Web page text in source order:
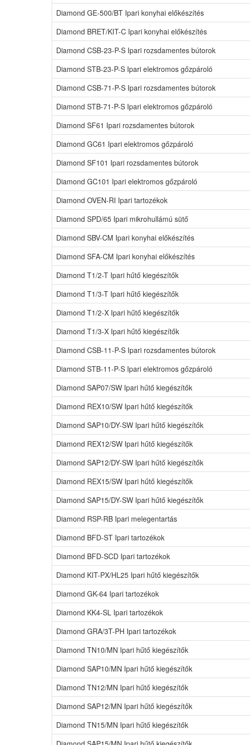
Diamond GE-500/BT Ipari konyhai előkészítés
Diamond BRET/KIT-C Ipari konyhai előkészítés
Diamond CSB-23-P-S Ipari rozsdamentes bútorok
Diamond STB-23-P-S Ipari elektromos gőzpároló
Diamond CSB-71-P-S Ipari rozsdamentes bútorok
Diamond STB-71-P-S Ipari elektromos gőzpároló
Diamond SF61 Ipari rozsdamentes bútorok
Diamond GC61 Ipari elektromos gőzpároló
Diamond SF101 Ipari rozsdamentes bútorok
Diamond GC101 Ipari elektromos gőzpároló
Diamond OVEN-RI Ipari tartozékok
Diamond SPD/65 Ipari mikrohullámú sütő
Diamond SBV-CM Ipari konyhai előkészítés
Diamond SFA-CM Ipari konyhai előkészítés
Diamond T1/2-T Ipari hűtő kiegészítők
Diamond T1/3-T Ipari hűtő kiegészítők
Diamond T1/2-X Ipari hűtő kiegészítők
Diamond T1/3-X Ipari hűtő kiegészítők
Diamond CSB-11-P-S Ipari rozsdamentes bútorok
Diamond STB-11-P-S Ipari elektromos gőzpároló
Diamond SAP07/SW Ipari hűtő kiegészítők
Diamond REX10/SW Ipari hűtő kiegészítők
Diamond SAP10/DY-SW Ipari hűtő kiegészítők
Diamond REX12/SW Ipari hűtő kiegészítők
Diamond SAP12/DY-SW Ipari hűtő kiegészítők
Diamond REX15/SW Ipari hűtő kiegészítők
Diamond SAP15/DY-SW Ipari hűtő kiegészítők
Diamond RSP-RB Ipari melegentartás
Diamond BFD-ST Ipari tartozékok
Diamond BFD-SCD Ipari tartozékok
Diamond KIT-PX/HL25 Ipari hűtő kiegészítők
Diamond GK-64 Ipari tartozékok
Diamond KK4-SL Ipari tartozékok
Diamond GRA/3T-PH Ipari tartozékok
Diamond TN10/MN Ipari hűtő kiegészítők
Diamond SAP10/MN Ipari hűtő kiegészítők
Diamond TN12/MN Ipari hűtő kiegészítők
Diamond SAP12/MN Ipari hűtő kiegészítők
Diamond TN15/MN Ipari hűtő kiegészítők